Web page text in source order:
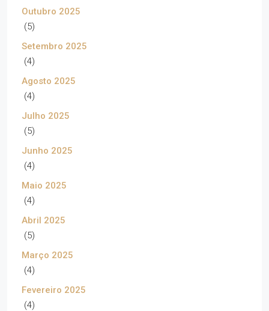
Outubro 2025
(5)
Setembro 2025
(4)
Agosto 2025
(4)
Julho 2025
(5)
Junho 2025
(4)
Maio 2025
(4)
Abril 2025
(5)
Março 2025
(4)
Fevereiro 2025
(4)